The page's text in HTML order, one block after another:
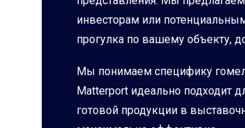
инвесторам или
прогулка по вашему объекту,
Мы понимаем специфику
Matterport идеально подходит
готовой продукции в